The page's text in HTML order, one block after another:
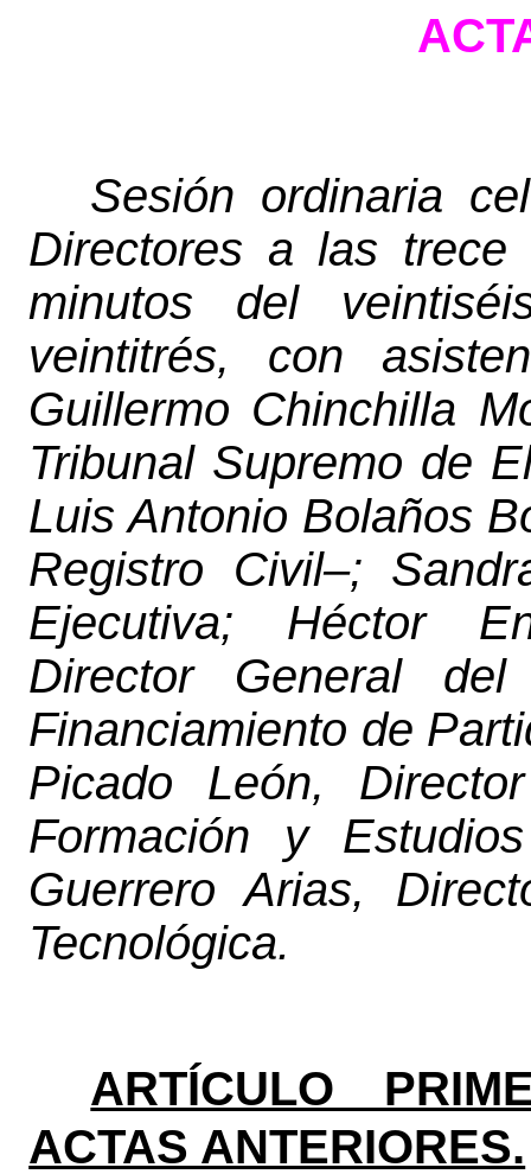
Sesión ordinaria
Directores a las
minutos del
veintitrés, con
Guillermo Chinchilla
Tribunal Supremo de
Luis Antonio Bolaños
Registro Civil–;
Ejecutiva; Héctor
Director General
Financiamiento de
Picado León,
Formación y
Guerrero Arias,
Tecnológica.
ARTÍCULO
ACTAS ANTERIORES.